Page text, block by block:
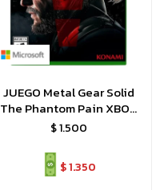
JUEGO Metal Gear Solid
The Phantom Pain XBOX
ONE
$1.500
$1.350